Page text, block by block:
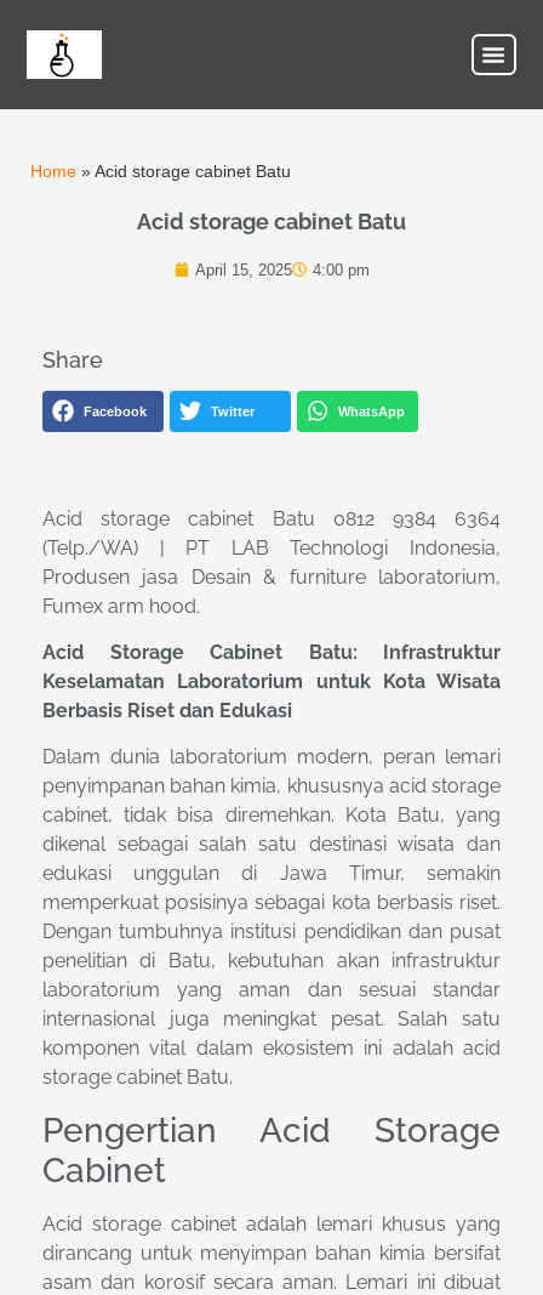
Home » Acid storage cabinet Batu
Acid storage cabinet Batu
April 15, 2025 4:00 pm
Share
Facebook Twitter WhatsApp
Acid storage cabinet Batu 0812 9384 6364
(Telp./WA) | PT LAB Technologi Indonesia,
Produsen jasa Desain & furniture laboratorium,
Fumex arm hood.
Acid Storage Cabinet Batu: Infrastruktur
Keselamatan Laboratorium untuk Kota Wisata
Berbasis Riset dan Edukasi
Dalam dunia laboratorium modern, peran lemari
penyimpanan bahan kimia, khususnya acid storage
cabinet, tidak bisa diremehkan. Kota Batu, yang
dikenal sebagai salah satu destinasi wisata dan
edukasi unggulan di Jawa Timur, semakin
memperkuat posisinya sebagai kota berbasis riset.
Dengan tumbuhnya institusi pendidikan dan pusat
penelitian di Batu, kebutuhan akan infrastruktur
laboratorium yang aman dan sesuai standar
internasional juga meningkat pesat. Salah satu
komponen vital dalam ekosistem ini adalah acid
storage cabinet Batu.
Pengertian Acid Storage
Cabinet
Acid storage cabinet adalah lemari khusus yang
dirancang untuk menyimpan bahan kimia bersifat
asam dan korosif secara aman. Lemari ini dibuat